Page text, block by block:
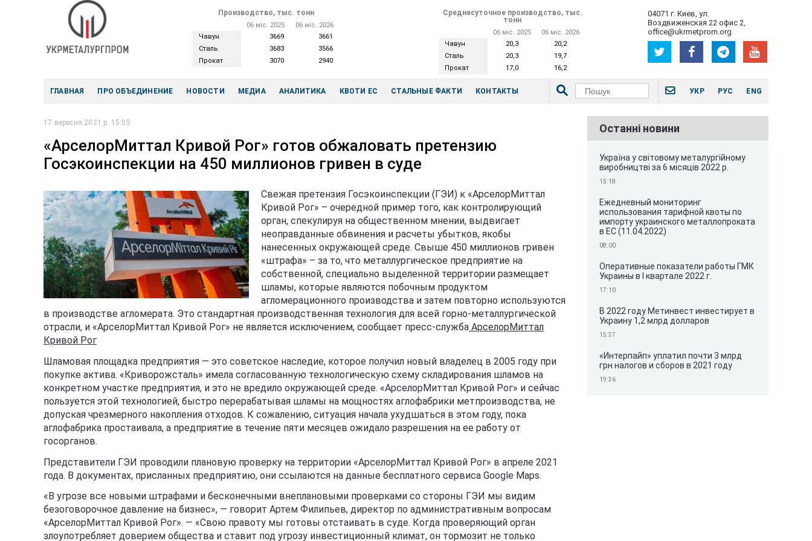
04071 г. Киев, ул.
Воздвиженская 22 офис 2,
office@ukrmetprom.org
Производство, тыс. тонн
06 міс. 2025
06 міс. 2026
Чавун
3669
3661
Сталь
3683
3566
Прокат
3070 2940
Среднесуточное производство, тыс.
тонн
06 міс. 2025
06 міс. 2026
Чавун
20,3
20,2
Сталь
20,3
19,7
Прокат
17,0 16,2
ГЛАВНАЯ ПРО ОБЪЕДИНЕНИЕ НОВОСТИ МЕДИА АНАЛИТИКА КВОТИ ЕС СТАЛЬНЫЕ ФАКТИ КОНТАКТЫ УКР РУС ENG
17 вересня 2021 р. 15:05
«АрселорМиттал Кривой Рог» готов обжаловать претензию
Госэкоинспекции на 450 миллионов гривен в суде
Свежая претензия Госэкоинспекции (ГЭИ) к «АрселорМиттал
Кривой Рог» – очередной пример того, как контролирующий
орган, спекулируя на общественном мнении, выдвигает
неоправданные обвинения и расчеты убытков, якобы
нанесенных окружающей среде. Свыше 450 миллионов гривен
«штрафа» – за то, что металлургическое предприятие на
собственной, специально выделенной территории размещает
шламы, которые являются побочным продуктом
агломерационного производства и затем повторно используются
в производстве агломерата. Это стандартная производственная технология для всей горно-металлургической
отрасли, и «АрселорМиттал Кривой Рог» не является исключением, сообщает пресс-служба АрселорМиттал
Кривой Рог
Шламовая площадка предприятия — это советское наследие, которое получил новый владелец в 2005 году при
покупке актива. «Криворожсталь» имела согласованную технологическую схему складирования шламов на
конкретном участке предприятия, и это не вредило окружающей среде. «АрселорМиттал Кривой Рог» и сейчас
пользуется этой технологией, быстро перерабатывая шламы на мощностях аглофабрики метпроизводства, не
допуская чрезмерного накопления отходов. К сожалению, ситуация начала ухудшаться в этом году, пока
аглофабрика простаивала, а предприятие в течение пяти месяцев ожидало разрешения на ее работу от
госорганов.
Представители ГЭИ проводили плановую проверку на территории «АрселорМиттал Кривой Рог» в апреле 2021
года. В документах, присланных предприятию, они ссылаются на данные бесплатного сервиса Google Maps.
«В угрозе все новыми штрафами и бесконечными внеплановыми проверками со стороны ГЭИ мы видим
безоговорочное давление на бизнес», — говорит Артем Филипьев, директор по административным вопросам
«АрселорМиттал Кривой Рог». — «Свою правоту мы готовы отстаивать в суде. Когда проверяющий орган
злоупотребляет доверием общества и ставит под угрозу инвестиционный климат, он тормозит не только
Останні новини
Україна у світовому металургійному
виробництві за 6 місяців 2022 р.
15:18
Ежедневный мониторинг
использования тарифной квоты по
импорту украинского металлопроката
в ЕС (11.04.2022)
08:00
Оперативные показатели работы ГМК
Украины в I квартале 2022 г.
17:10
В 2022 году Метинвест инвестирует в
Украину 1,2 млрд долларов
15:37
«Интерпайп» уплатил почти 3 млрд
грн налогов и сборов в 2021 году
19:36